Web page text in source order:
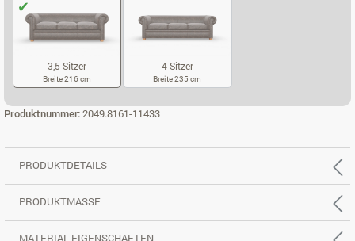
3,5-Sitzer
Breite 216 cm
4-Sitzer
Breite 235 cm
Produktnummer:2049.8161-11433
PRODUKTDETAILS
PRODUKTMASSE
MATERIAL EIGENSCHAFTEN